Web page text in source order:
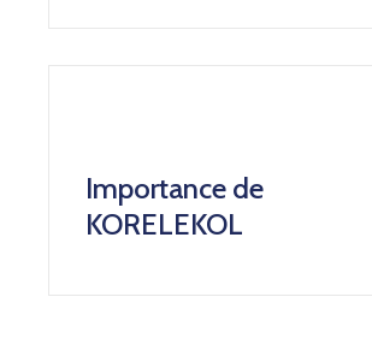
Importance de
KORELEKOL